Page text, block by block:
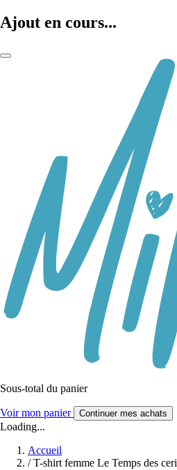
Ajout en cours...
Sous-total du panier
Voir mon panier Continuer mes achats
Loading...
Accueil
/ T-shirt femme Le Temps des